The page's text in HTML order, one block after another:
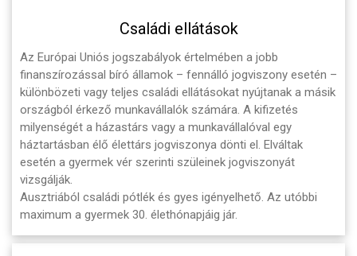
Családi ellátások
Az Európai Uniós jogszabályok értelmében a jobb
finanszírozással bíró államok – fennálló jogviszony esetén –
különbözeti vagy teljes családi ellátásokat nyújtanak a másik
országból érkező munkavállalók számára. A kifizetés
milyenségét a házastárs vagy a munkavállalóval egy
háztartásban élő élettárs jogviszonya dönti el. Elváltak
esetén a gyermek vér szerinti szüleinek jogviszonyát
vizsgálják.
Ausztriából családi pótlék és gyes igényelhető. Az utóbbi
maximum a gyermek 30. élethónapjáig jár.